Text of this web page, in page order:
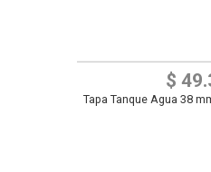
$
Tapa Tanque Agua 38